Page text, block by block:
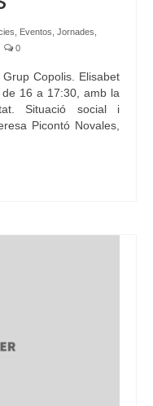
Eventos Jornades
0
Copolis. Elisabet
16 a 17:30, amb la
Situació social i
Picontó Novales,